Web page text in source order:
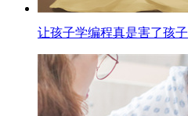
让孩子学编程真是害了孩子